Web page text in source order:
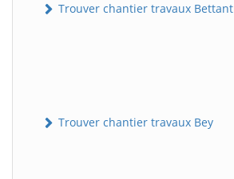
Trouver chantier travaux Bettant
Trouver chantier travaux Bey